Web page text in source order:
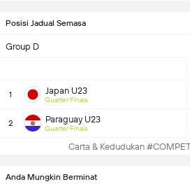
Posisi Jadual Semasa
Group D
1 Japan U23
Quarter Finals
2 Paraguay U23
Quarter Finals
Carta & Kedudukan
Anda Mungkin Berminat